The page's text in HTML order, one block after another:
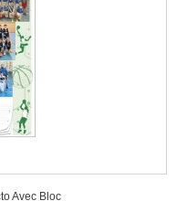
Avec Bloc